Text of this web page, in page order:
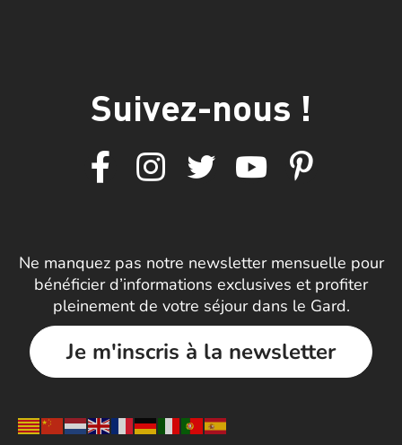
Suivez-nous !
Ne manquez pas notre newsletter mensuelle pour
bénéficier d’informations exclusives et profiter
pleinement de votre séjour dans le Gard.
Je m'inscris à la newsletter